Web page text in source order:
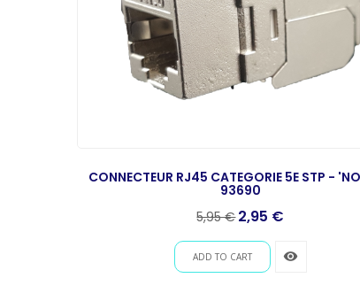
CONNECTEUR RJ45 CATEGORIE 5E STP -
93690
Prix
de
base
5,95 €Prix
2,95 €
ADD TO CART remove_red_eye